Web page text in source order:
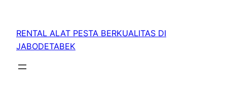
RENTAL ALAT PESTA BERKUALITAS DI
JABODETABEK